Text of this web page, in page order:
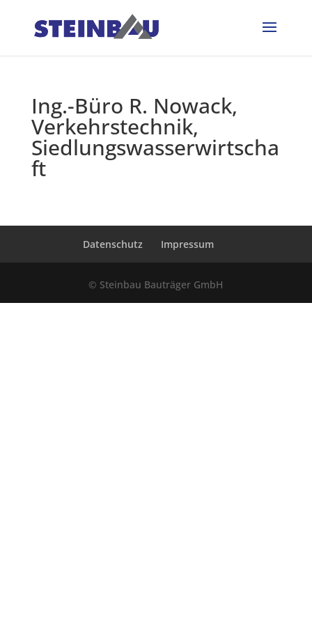
Ing.-Büro R. Nowack,
Verkehrstechnik,
Siedlungswasserwirtscha
ft
Datenschutz Impressum
© Steinbau Bauträger GmbH